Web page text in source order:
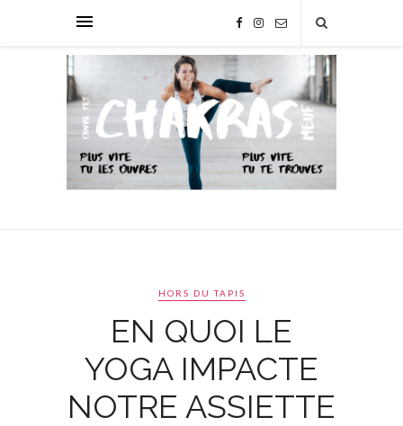
HORS DU TAPIS
EN QUOI LE
YOGA IMPACTE
NOTRE ASSIETTE